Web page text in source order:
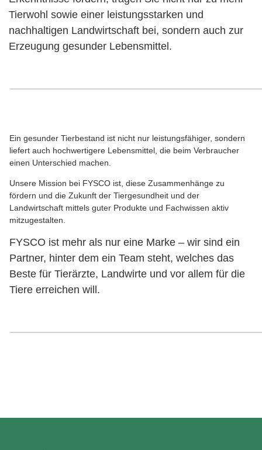
Tierwohl sowie einer leistungsstarken und
nachhaltigen Landwirtschaft bei, sondern auch zur
Erzeugung gesunder Lebensmittel.
Ein gesunder Tierbestand ist nicht nur leistungsfähiger, sondern
liefert auch hochwertigere Lebensmittel, die beim Verbraucher
einen Unterschied machen.
Unsere Mission bei FYSCO ist, diese Zusammenhänge zu
fördern und die Zukunft der Tiergesundheit und der
Landwirtschaft mittels guter Produkte und Fachwissen aktiv
mitzugestalten.
FYSCO ist mehr als nur eine Marke – wir sind ein
Partner, hinter dem ein Team steht, welches das
Beste für Tierärzte, Landwirte und vor allem für die
Tiere erreichen will.